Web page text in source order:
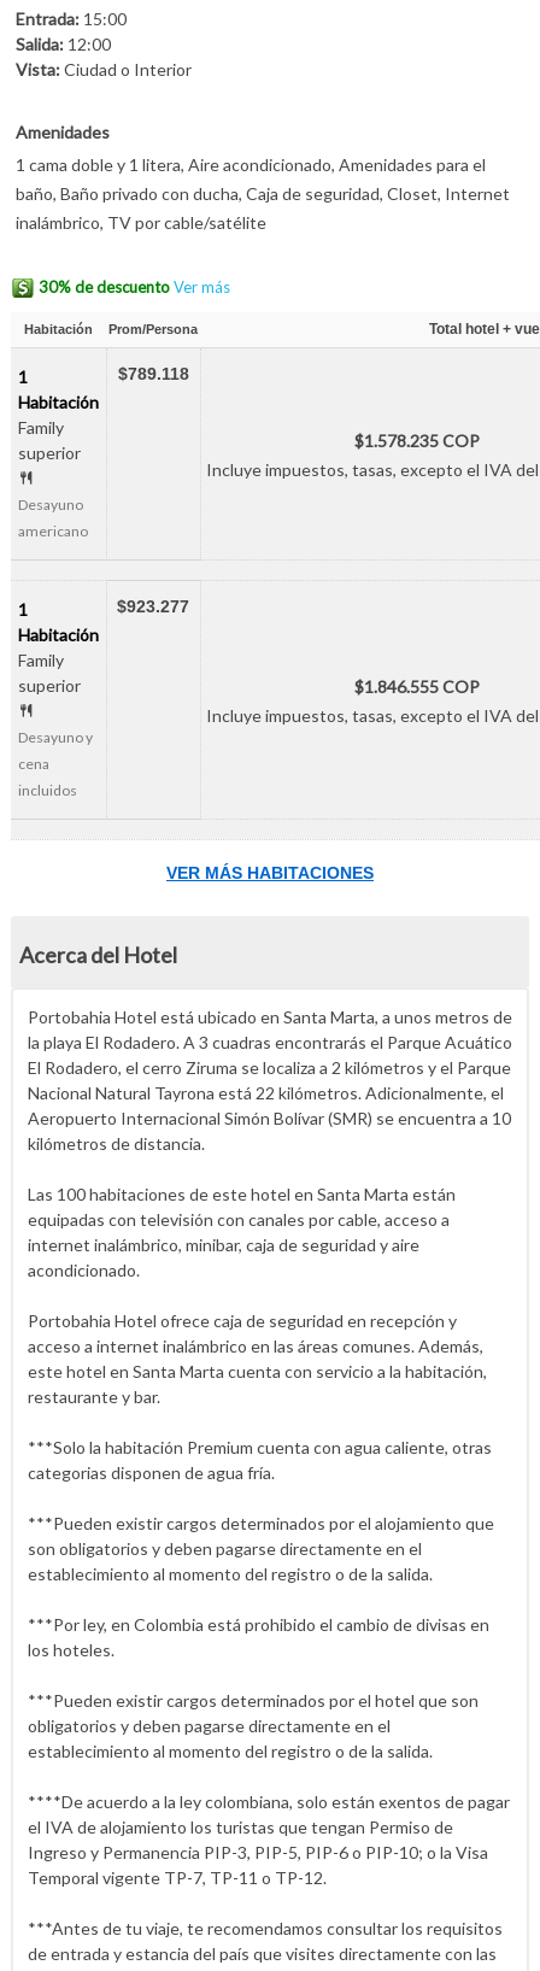
Entrada: 15:00
Salida: 12:00
Vista:Ciudad o Interior
Amenidades
1 cama doble y 1 litera, Aire acondicionado, Amenidades para el
baño, Baño privado con ducha, Caja de seguridad, Closet, Internet
inalámbrico, TV por cable/satélite
30% de descuentoVer más
Habitación Prom/Persona Total hotel +
1
Habitación
Family
superior
Desayuno
americano
$789.118
$1.578.235 COP
Incluye impuestos, tasas, excepto el IVA
1
Habitación
Family
superior
Desayuno y
cena
incluidos
$923.277
$1.846.555 COP
Incluye impuestos, tasas, excepto el IVA
VER MÁS HABITACIONES
Acerca del Hotel
Portobahia Hotel está ubicado en Santa Marta, a unos metros de
la playa El Rodadero. A 3 cuadras encontrarás el Parque Acuático
El Rodadero, el cerro Ziruma se localiza a 2 kilómetros y el Parque
Nacional Natural Tayrona está 22 kilómetros. Adicionalmente, el
Aeropuerto Internacional Simón Bolívar (SMR) se encuentra a 10
kilómetros de distancia.
Las 100 habitaciones de este hotel en Santa Marta están
equipadas con televisión con canales por cable, acceso a
internet inalámbrico, minibar, caja de seguridad y aire
acondicionado.
Portobahia Hotel ofrece caja de seguridad en recepción y
acceso a internet inalámbrico en las áreas comunes. Además,
este hotel en Santa Marta cuenta con servicio a la habitación,
restaurante y bar.
***Solo la habitación Premium cuenta con agua caliente, otras
categorias disponen de agua fría.
***Pueden existir cargos determinados por el alojamiento que
son obligatorios y deben pagarse directamente en el
establecimiento al momento del registro o de la salida.
***Por ley, en Colombia está prohibido el cambio de divisas en
los hoteles.
***Pueden existir cargos determinados por el hotel que son
obligatorios y deben pagarse directamente en el
establecimiento al momento del registro o de la salida.
****De acuerdo a la ley colombiana, solo están exentos de pagar
el IVA de alojamiento los turistas que tengan Permiso de
Ingreso y Permanencia PIP-3, PIP-5, PIP-6 o PIP-10; o la Visa
Temporal vigente TP-7, TP-11 o TP-12.
***Antes de tu viaje, te recomendamos consultar los requisitos
de entrada y estancia del país que visites directamente con las